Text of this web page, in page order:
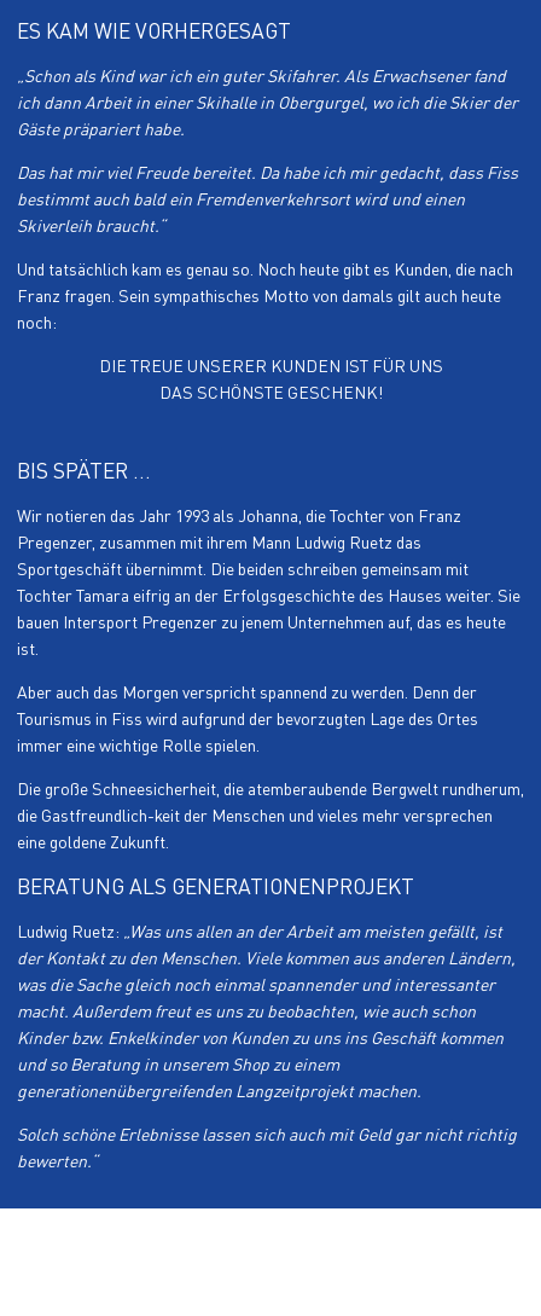
ES KAM WIE VORHERGESAGT
„Schon als Kind war ich ein guter Skifahrer. Als Erwachsener fand
ich dann Arbeit in einer Skihalle in Obergurgel, wo ich die Skier der
Gäste präpariert habe.
Das hat mir viel Freude bereitet. Da habe ich mir gedacht, dass Fiss
bestimmt auch bald ein Fremdenverkehrsort wird und einen
Skiverleih braucht.“
Und tatsächlich kam es genau so. Noch heute gibt es Kunden, die nach
Franz fragen. Sein sympathisches Motto von damals gilt auch heute
noch:
DIE TREUE UNSERER KUNDEN IST FÜR UNS
DAS SCHÖNSTE GESCHENK!
BIS SPÄTER ...
Wir notieren das Jahr 1993 als Johanna, die Tochter von Franz
Pregenzer, zusammen mit ihrem Mann Ludwig Ruetz das
Sportgeschäft übernimmt. Die beiden schreiben gemeinsam mit
Tochter Tamara eifrig an der Erfolgsgeschichte des Hauses weiter. Sie
bauen Intersport Pregenzer zu jenem Unternehmen auf, das es heute
ist.
Aber auch das Morgen verspricht spannend zu werden. Denn der
Tourismus in Fiss wird aufgrund der bevorzugten Lage des Ortes
immer eine wichtige Rolle spielen.
Die große Schneesicherheit, die atemberaubende Bergwelt rundherum,
die Gastfreundlich-keit der Menschen und vieles mehr versprechen
eine goldene Zukunft.
BERATUNG ALS GENERATIONENPROJEKT
Ludwig Ruetz: „Was uns allen an der Arbeit am meisten gefällt, ist
der Kontakt zu den Menschen. Viele kommen aus anderen Ländern,
was die Sache gleich noch einmal spannender und interessanter
macht. Außerdem freut es uns zu beobachten, wie auch schon
Kinder bzw. Enkelkinder von Kunden zu uns ins Geschäft kommen
und so Beratung in unserem Shop zu einem
generationenübergreifenden Langzeitprojekt machen.
Solch schöne Erlebnisse lassen sich auch mit Geld gar nicht richtig
bewerten.“